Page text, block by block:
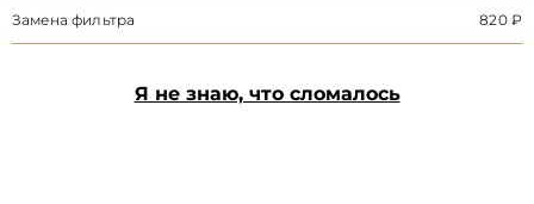
Замена фильтра 820 ₽
Я не знаю, что сломалось